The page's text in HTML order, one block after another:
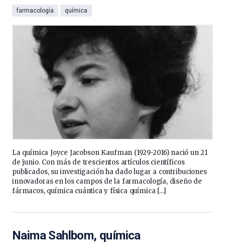
farmacología química
La química Joyce Jacobson Kaufman (1929-2016) nació un 21
de junio. Con más de trescientos artículos científicos
publicados, su investigación ha dado lugar a contribuciones
innovadoras en los campos de la farmacología, diseño de
fármacos, química cuántica y física química […]
Naima Sahlbom, química